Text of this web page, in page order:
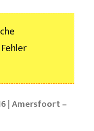
| Amersfoort –